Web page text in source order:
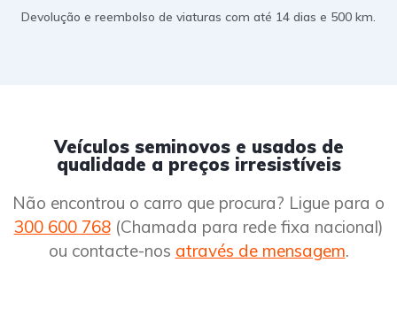
Devolução e reembolso de viaturas com até 14 dias e 500 km.
Veículos seminovos e usados de
qualidade a preços irresistíveis
Não encontrou o carro que procura? Ligue para o
300 600 768(Chamada para rede fixa nacional)
ou contacte-nos através de mensagem.